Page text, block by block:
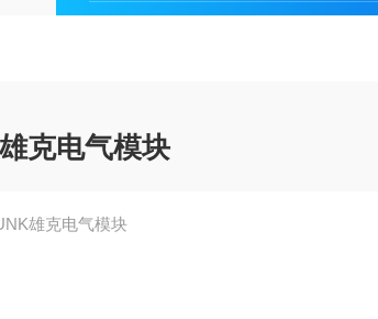
克电气模块
雄克电气模块